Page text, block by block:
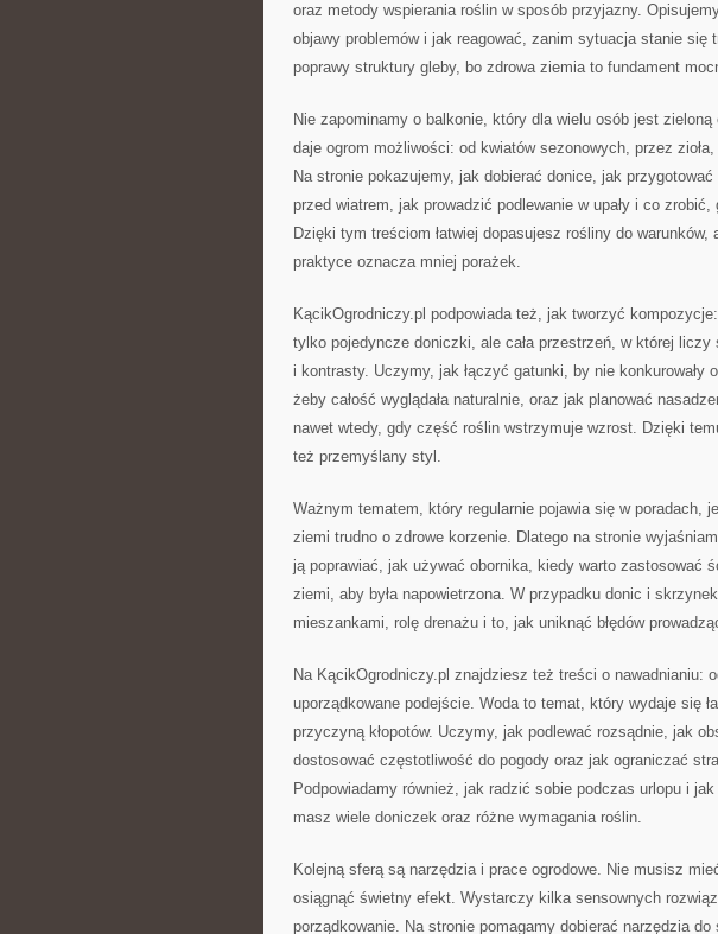
oraz metody wspierania roślin w sposób przyjazny.
objawy problemów i jak reagować, zanim sytuacja stanie się
poprawy struktury gleby, bo zdrowa ziemia to fundament
Nie zapominamy o balkonie, który dla wielu osób jest
daje ogrom możliwości: od kwiatów sezonowych, przez
Na stronie pokazujemy, jak dobierać donice, jak
przed wiatrem, jak prowadzić podlewanie w upały i co
Dzięki tym treściom łatwiej dopasujesz rośliny do warunków,
praktyce oznacza mniej porażek.
KącikOgrodniczy.pl podpowiada też, jak tworzyć
tylko pojedyncze doniczki, ale cała przestrzeń, w której
i kontrasty. Uczymy, jak łączyć gatunki, by nie konkurowały
żeby całość wyglądała naturalnie, oraz jak planować
nawet wtedy, gdy część roślin wstrzymuje wzrost. Dzięki
też przemyślany styl.
Ważnym tematem, który regularnie pojawia się w poradach,
ziemi trudno o zdrowe korzenie. Dlatego na stronie
ją poprawiać, jak używać obornika, kiedy warto zastosować
ziemi, aby była napowietrzona. W przypadku donic i
mieszankami, rolę drenażu i to, jak uniknąć błędów
Na KącikOgrodniczy.pl znajdziesz też treści o nawadnianiu:
uporządkowane podejście. Woda to temat, który wydaje się
przyczyną kłopotów. Uczymy, jak podlewać rozsądnie, jak
dostosować częstotliwość do pogody oraz jak ograniczać
Podpowiadamy również, jak radzić sobie podczas urlopu i
masz wiele doniczek oraz różne wymagania roślin.
Kolejną sferą są narzędzia i prace ogrodowe. Nie musisz
osiągnąć świetny efekt. Wystarczy kilka sensownych
porządkowanie. Na stronie pomagamy dobierać narzędzia do